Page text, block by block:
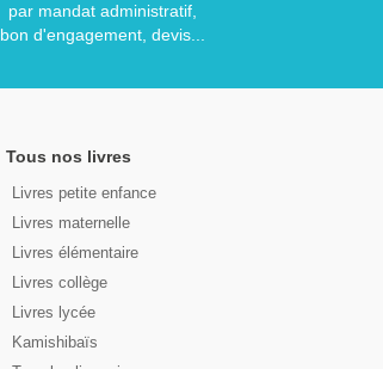
par mandat administratif,
bon d'engagement, devis...
Tous nos livres
Livres petite enfance
Livres maternelle
Livres élémentaire
Livres collège
Livres lycée
Kamishibaïs